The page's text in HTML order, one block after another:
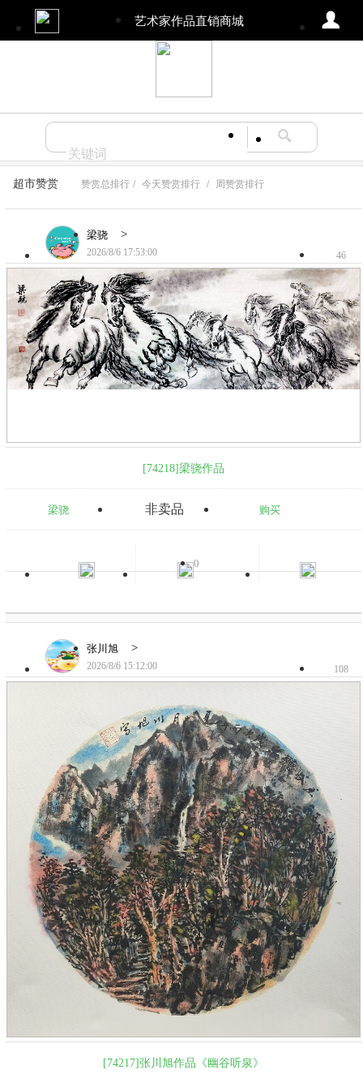
艺术家作品直销商城
超市赞赏 赞赏总排行 / 今天赞赏排行 / 周赞赏排行
梁骁 >
2026/8/6 17:53:00 46
[74218]梁骁作品
梁骁 非卖品 购买
0
张川旭 >
2026/8/6 15:12:00 108
[74217]张川旭作品《幽谷听泉》